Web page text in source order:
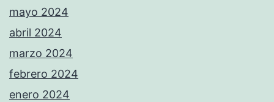
mayo 2024
abril 2024
marzo 2024
febrero 2024
enero 2024